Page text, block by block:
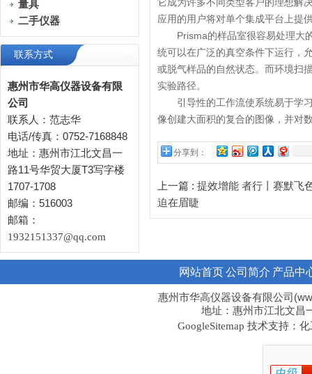
量具
二手仪器
联系方式
惠州市华高仪器设备有限
公司
联系人：范志华
电话/传真：0752-7168848
地址：惠州市江北文昌一
路11号华贸大厦T3写字楼
1707-1708
邮编：516003
邮箱：
1932151337@qq.com
应用的用户将对单个集成平台上提
Prisma的样品室很容易处理大的
统可以在广泛的真空条件下运行，
或脱气样品的自然状态。而环境扫
实验路径。
引导性的工作流使系统易于学习
像创建大面积的复合的图像，并对
分享到：
上一篇 : 提效增能 者行丨赛默飞
迫在眉睫
网站首页公司简介 产品中
惠州市华高仪器设备有限公司
地址：惠州市江北文昌
GoogleSitemap 技术支持：